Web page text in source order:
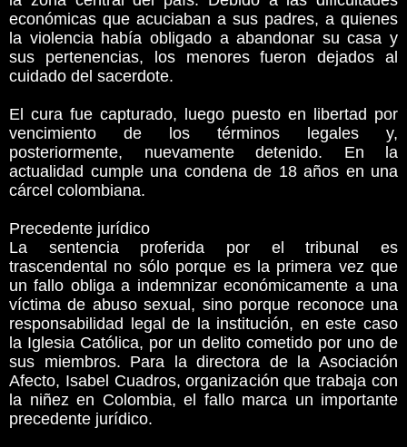
económicas que acuciaban a sus padres, a quienes
la violencia había obligado a abandonar su casa y
sus pertenencias, los menores fueron dejados al
cuidado del sacerdote.
El cura fue capturado, luego puesto en libertad por
vencimiento de los términos legales y,
posteriormente, nuevamente detenido. En la
actualidad cumple una condena de 18 años en una
cárcel colombiana.
Precedente jurídico
La sentencia proferida por el tribunal es
trascendental no sólo porque es la primera vez que
un fallo obliga a indemnizar económicamente a una
víctima de abuso sexual, sino porque reconoce una
responsabilidad legal de la institución, en este caso
la Iglesia Católica, por un delito cometido por uno de
sus miembros. Para la directora de la Asociación
Afecto, Isabel Cuadros, organización que trabaja con
la niñez en Colombia, el fallo marca un importante
precedente jurídico.